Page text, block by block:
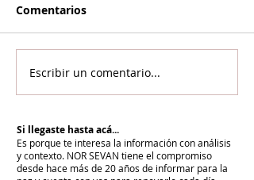
Comentarios
Escribir un comentario...
Si llegaste hasta acá...
Es porque te interesa la información con análisis
y contexto. NOR SEVAN tiene el compromiso
desde hace más de 20 años de informar para la